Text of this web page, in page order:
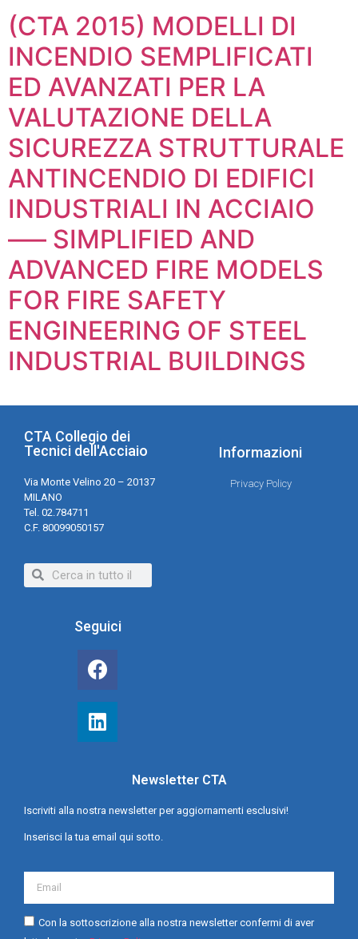
(CTA 2015) MODELLI DI
INCENDIO SEMPLIFICATI
ED AVANZATI PER LA
VALUTAZIONE DELLA
SICUREZZA STRUTTURALE
ANTINCENDIO DI EDIFICI
INDUSTRIALI IN ACCIAIO
—– SIMPLIFIED AND
ADVANCED FIRE MODELS
FOR FIRE SAFETY
ENGINEERING OF STEEL
INDUSTRIAL BUILDINGS
CTA Collegio dei
Tecnici dell'Acciaio
Via Monte Velino 20 – 20137
MILANO
Tel. 02.784711
C.F. 80099050157
Informazioni
Privacy Policy
Seguici
Newsletter CTA
Iscriviti alla nostra newsletter per aggiornamenti esclusivi!
Inserisci la tua email qui sotto.
Con la sottoscrizione alla nostra newsletter confermi di aver